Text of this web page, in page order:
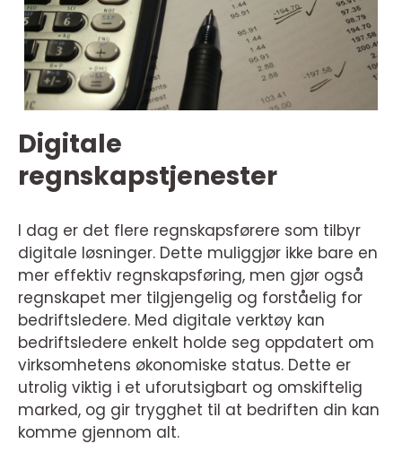
Digitale
regnskapstjenester
I dag er det flere regnskapsførere som tilbyr
digitale løsninger. Dette muliggjør ikke bare en
mer effektiv regnskapsføring, men gjør også
regnskapet mer tilgjengelig og forståelig for
bedriftsledere. Med digitale verktøy kan
bedriftsledere enkelt holde seg oppdatert om
virksomhetens økonomiske status. Dette er
utrolig viktig i et uforutsigbart og omskiftelig
marked, og gir trygghet til at bedriften din kan
komme gjennom alt.